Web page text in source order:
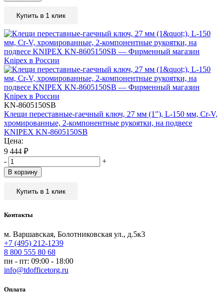
Купить в 1 клик
KN-8605150SB
Клещи переставные-гаечный ключ, 27 мм (1"), L-150 мм, Cr-V,
хромированные, 2-компонентные рукоятки, на подвесе
KNIPEX KN-8605150SB
Цена:
9 444 ₽
-
+
В корзину
Купить в 1 клик
Контакты
м. Варшавская, Болотниковская ул., д.5к3
+7 (495) 212-1239
8 800 555 80 68
пн - пт: 09:00 - 18:00
info@tdofficetorg.ru
Оплата